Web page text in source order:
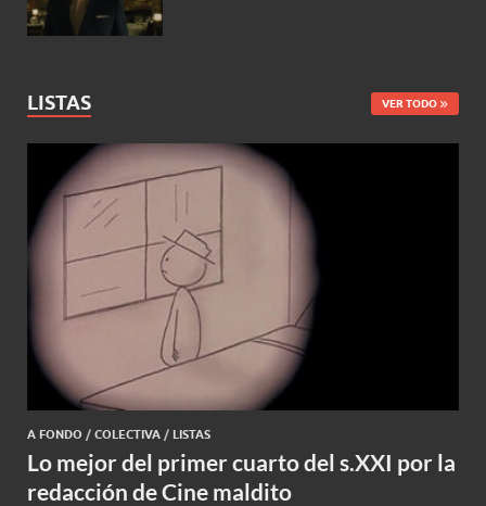
LISTAS VER TODO
A FONDO / COLECTIVA / LISTAS
Lo mejor del primer cuarto del s.XXI por la
redacción de Cine maldito